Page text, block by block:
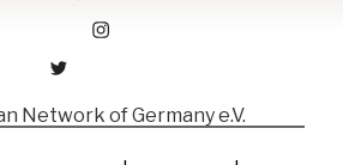
Network of Germany e.V.